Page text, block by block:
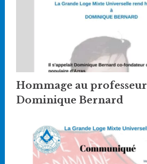
Hommage au professeur
Dominique Bernard